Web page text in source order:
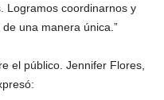
Logramos coordinarnos y
una manera única.”
el público. Jennifer Flores,